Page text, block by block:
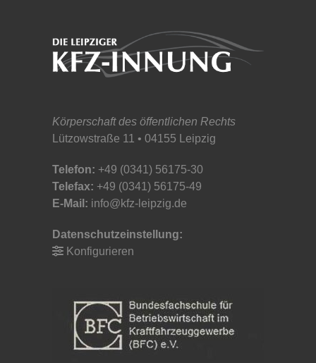
Körperschaft des öffentlichen Rechts
Lützowstraße 11 • 04155 Leipzig
Telefon: +49 (0341) 56175-30
Telefax: +49 (0341) 56175-49
E-Mail: info@kfz-leipzig.de
Datenschutzeinstellung:
Konfigurieren